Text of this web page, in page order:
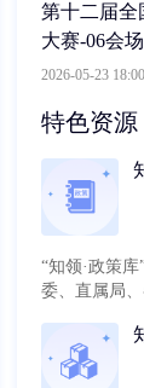
第十二届全
大赛-06会场
2026-05-23
特色资源
“知领·政策
委、直属局
政策法规、
大类型。目